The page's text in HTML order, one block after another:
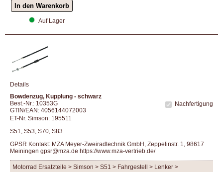
Auf Lager
Details
Bowdenzug, Kupplung - schwarz
Nachfertigung
Best.-Nr.: 10353G
GTIN/EAN: 4056144072003
ET-Nr. Simson: 195511
S51, S53, S70, S83
GPSR Kontakt: MZA Meyer-Zweiradtechnik GmbH, Zeppelinstr. 1, 98617
Meiningen gpsr@mza.de https://www.mza-vertrieb.de/
Motorrad Ersatzteile > Simson > S51 > Fahrgestell > Lenker >